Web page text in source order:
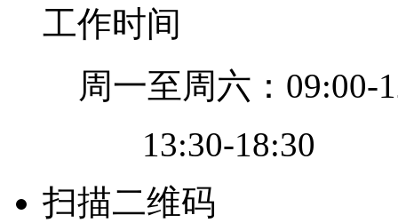
工作时间
周一至周六：09:00-
13:30-18:30
扫描二维码